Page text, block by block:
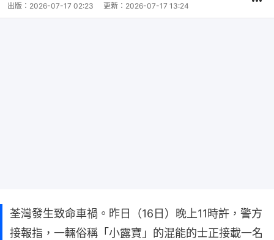
出版： 2026-07-17 02:23 更新： 2026-07-17 13:24
荃灣發生致命車禍。昨日（16日）晚上11時許，警方
接報指，一輛俗稱「小露寶」的混能的士正接載一名